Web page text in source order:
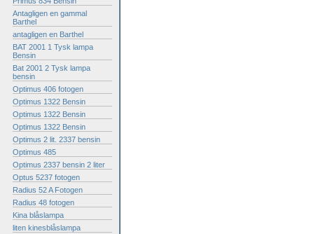
Antagligen en gammal
Barthel
antagligen en Barthel
BAT 2001 1 Tysk lampa
Bensin
Bat 2001 2 Tysk lampa
bensin
Optimus 406 fotogen
Optimus 1322 Bensin
Optimus 1322 Bensin
Optimus 1322 Bensin
Optimus 2 lit. 2337 bensin
Optimus 485
Optimus 2337 bensin 2 liter
Optus 5237 fotogen
Radius 52 A Fotogen
Radius 48 fotogen
Kina blåslampa
liten kinesblåslampa